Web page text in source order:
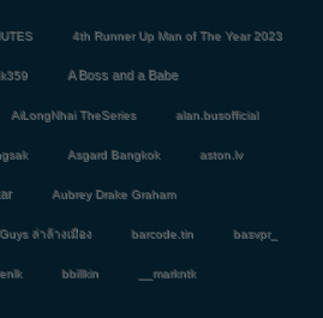
4th Runner Up Man of The Year 2023
A Boss and a Babe
AiLongNhai TheSeries alan.busofficial
Asgard Bangkok aston.lv
Aubrey Drake Graham
ล่าล้างเมือง barcode.tin basvpr_
bbillkin __markntk